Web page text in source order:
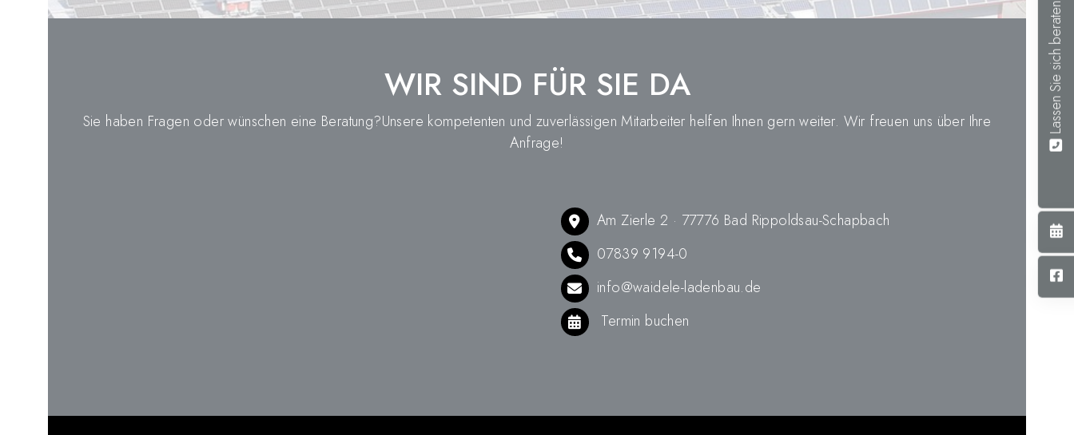
WIR SIND FÜR SIE DA
Sie haben Fragen oder wünschen eine Beratung?Unsere kompetenten und zuverlässigen Mitarbeiter helfen Ihnen gern weiter. Wir freuen uns über Ihre
Anfrage!
Am Zierle 2 · 77776 Bad Rippoldsau-Schapbach
07839 9194-0
info@waidele-ladenbau.de
Termin buchen
Lassen Sie sich beraten